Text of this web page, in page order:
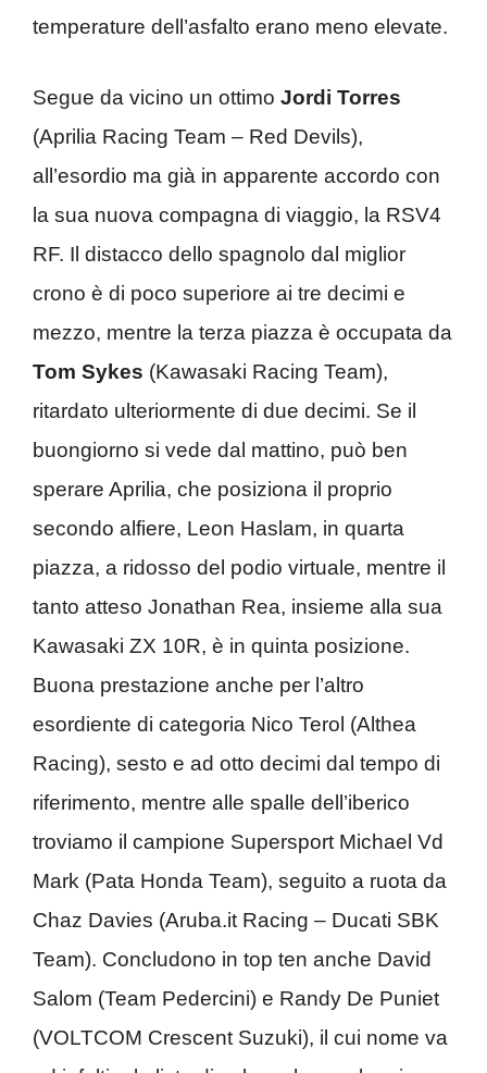
temperature dell’asfalto erano meno elevate.
Segue da vicino un ottimo Jordi Torres
(Aprilia Racing Team – Red Devils),
all’esordio ma già in apparente accordo con
la sua nuova compagna di viaggio, la RSV4
RF. Il distacco dello spagnolo dal miglior
crono è di poco superiore ai tre decimi e
mezzo, mentre la terza piazza è occupata da
Tom Sykes (Kawasaki Racing Team),
ritardato ulteriormente di due decimi. Se il
buongiorno si vede dal mattino, può ben
sperare Aprilia, che posiziona il proprio
secondo alfiere, Leon Haslam, in quarta
piazza, a ridosso del podio virtuale, mentre il
tanto atteso Jonathan Rea, insieme alla sua
Kawasaki ZX 10R, è in quinta posizione.
Buona prestazione anche per l’altro
esordiente di categoria Nico Terol (Althea
Racing), sesto e ad otto decimi dal tempo di
riferimento, mentre alle spalle dell’iberico
troviamo il campione Supersport Michael Vd
Mark (Pata Honda Team), seguito a ruota da
Chaz Davies (Aruba.it Racing – Ducati SBK
Team). Concludono in top ten anche David
Salom (Team Pedercini) e Randy De Puniet
(VOLTCOM Crescent Suzuki), il cui nome va